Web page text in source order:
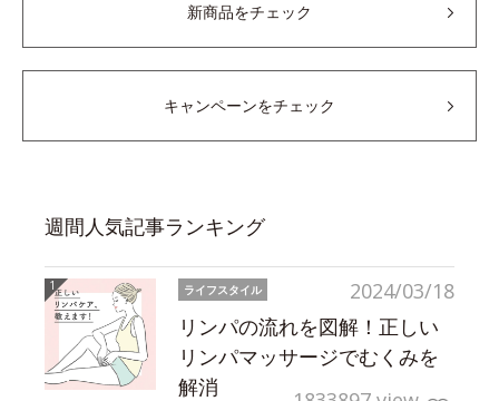
新商品をチェック
キャンペーンをチェック
週間人気記事ランキング
2024/03/18
ライフスタイル
リンパの流れを図解！正しい
リンパマッサージでむくみを
解消